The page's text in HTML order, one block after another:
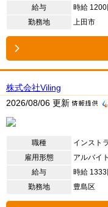
給与
時給 1200
勤務地
上田市
株式会社Viling
2026/08/06 更新
職種
インスト
雇用形態
アルバイト
給与
時給 1333
勤務地
豊島区